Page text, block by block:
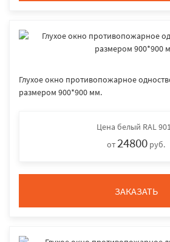
Глухое окно противопожарное
размером 900*900 мм.
Цена белый RAL
от24800 руб.
ЗАКАЗАТЬ